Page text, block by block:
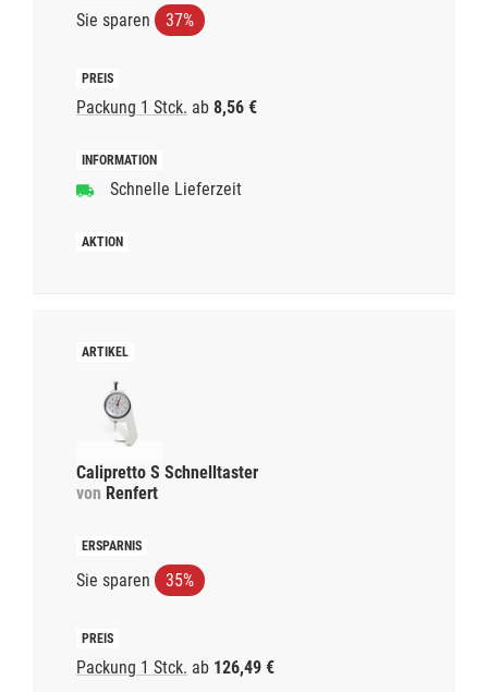
Sie sparen 37%
Packung 1 Stck. ab 8,56 €
Schnelle Lieferzeit
Calipretto S Schnelltaster
von Renfert
Sie sparen 35%
Packung 1 Stck. ab 126,49 €